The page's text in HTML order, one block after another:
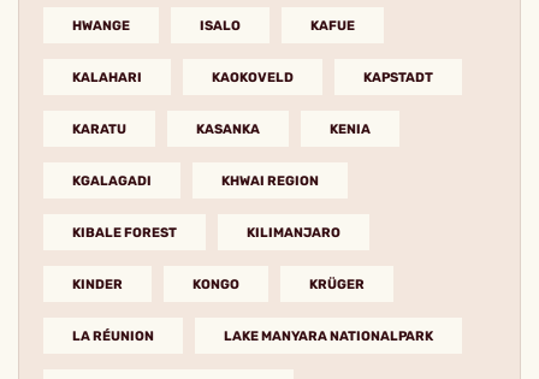
HWANGE ISALO KAFUE
KALAHARI KAOKOVELD KAPSTADT
KARATU KASANKA KENIA
KGALAGADI KHWAI REGION
KIBALE FOREST KILIMANJARO
KINDER KONGO KRÜGER
LA RÉUNION LAKE MANYARA NATIONALPARK